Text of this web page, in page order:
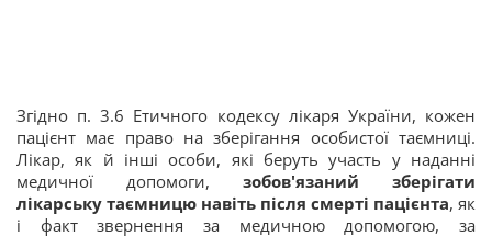
Згідно п. 3.6 Етичного кодексу лікаря України, кожен
пацієнт має право на зберігання особистої таємниці.
Лікар, як й інші особи, які беруть участь у наданні
медичної допомоги, зобов'язаний зберігати
лікарську таємницю навіть після смерті пацієнта, як
і факт звернення за медичною допомогою, за